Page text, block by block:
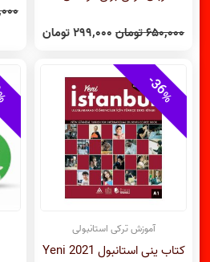
۶۵۰,۰۰۰تومان ۲۹۹,۰۰۰تومان
%
36
آموزش ترکی استانبولی
کتاب ینی استانبول 2021 Yeni
اصلی:
۵۵۰,۰۰۰ تومان
بود.
۳۵۰,۰۰۰ تومان.